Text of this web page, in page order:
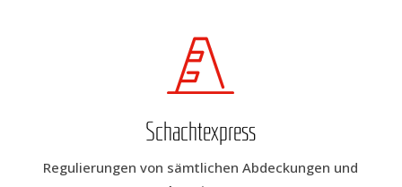
Schacht­ex­press
Regu­lie­run­gen von sämt­li­chen Abdeckungen und